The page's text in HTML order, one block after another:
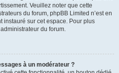
Veuillez noter que cette
du forum, phpBB Limited n’est en
instauré sur cet espace. Pour plus
du forum.
à un modérateur ?